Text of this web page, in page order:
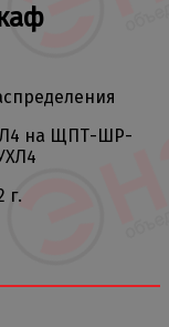
на ЩПТ-ШР-
г.